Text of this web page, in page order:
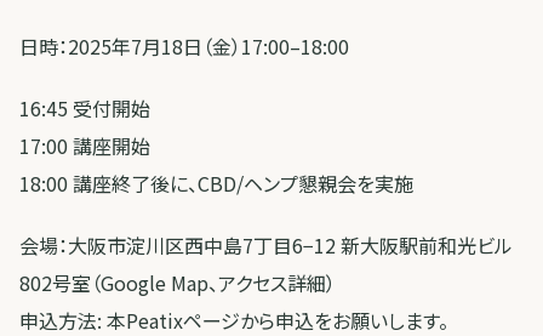
日時：2025年7月18日（金）17:00–18:00
16:45 受付開始
17:00 講座開始
18:00 講座終了後に、CBD/ヘンプ懇親会を実施
会場：大阪市淀川区西中島7丁目6−12 新大阪駅前和光ビル
802号室（Google Map、アクセス詳細）
申込方法: 本Peatixページから申込をお願いします。